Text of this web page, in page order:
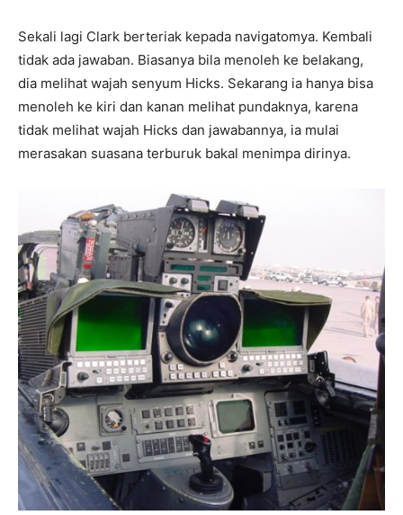
Sekali lagi Clark berteriak kepada navigatomya. Kembali
tidak ada jawaban. Biasanya bila menoleh ke belakang,
dia melihat wajah senyum Hicks. Sekarang ia hanya bisa
menoleh ke kiri dan kanan melihat pundaknya, karena
tidak melihat wajah Hicks dan jawabannya, ia mulai
merasakan suasana terburuk bakal menimpa dirinya.